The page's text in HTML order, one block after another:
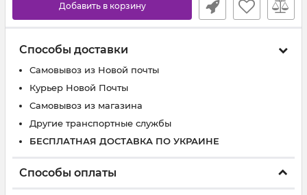
Добавить в корзину
Способы доставки
Самовывоз из Новой почты
Курьер Новой Почты
Самовывоз из магазина
Другие транспортные службы
БЕСПЛАТНАЯ ДОСТАВКА ПО УКРАИНЕ
Способы оплаты